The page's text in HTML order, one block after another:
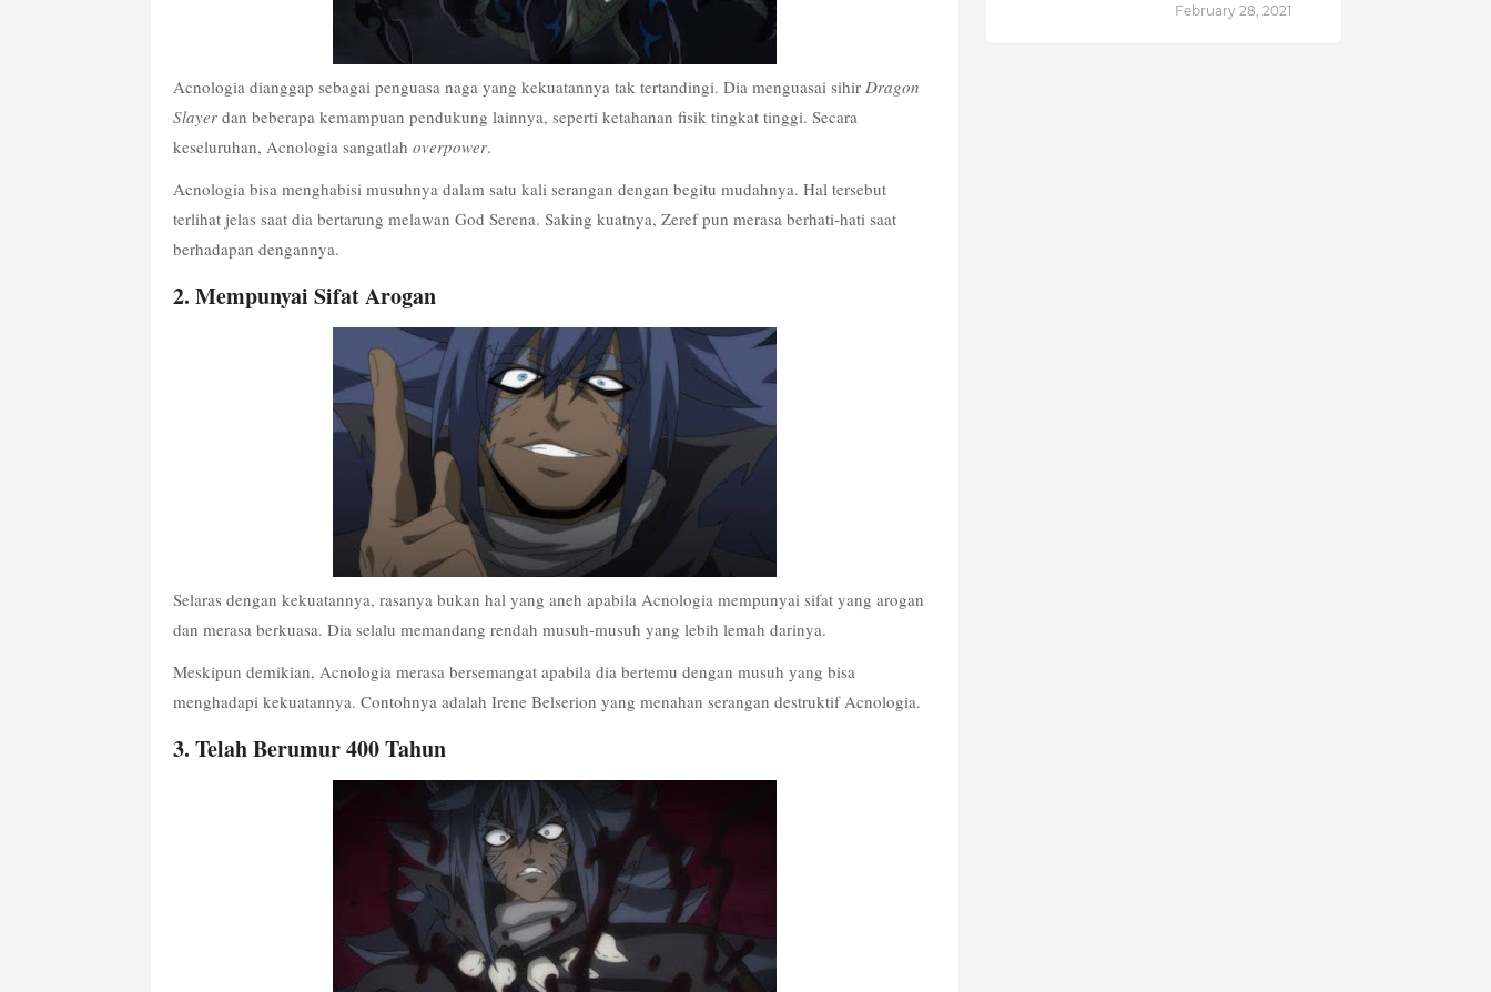
Acnologia dianggap sebagai penguasa naga yang kekuatannya tak tertandingi. Dia menguasai sihir Dragon
Slayer dan beberapa kemampuan pendukung lainnya, seperti ketahanan fisik tingkat tinggi. Secara
keseluruhan, Acnologia sangatlah overpower.
Acnologia bisa menghabisi musuhnya dalam satu kali serangan dengan begitu mudahnya. Hal tersebut
terlihat jelas saat dia bertarung melawan God Serena. Saking kuatnya, Zeref pun merasa berhati-hati saat
berhadapan dengannya.
2. Mempunyai Sifat Arogan
Selaras dengan kekuatannya, rasanya bukan hal yang aneh apabila Acnologia mempunyai sifat yang arogan
dan merasa berkuasa. Dia selalu memandang rendah musuh-musuh yang lebih lemah darinya.
Meskipun demikian, Acnologia merasa bersemangat apabila dia bertemu dengan musuh yang bisa
menghadapi kekuatannya. Contohnya adalah Irene Belserion yang menahan serangan destruktif Acnologia.
3. Telah Berumur 400 Tahun
February 28, 2021